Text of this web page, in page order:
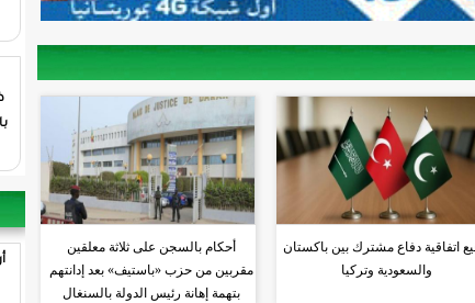
اتفاقية دفاع مشترك بين باكستان
والسعودية وتركيا
أحكام بالسجن على ثلاثة معلقين
مقربين من حزب «باستيف» بعد إدانتهم
بتهمة إهانة رئيس الدولة بالسنغال